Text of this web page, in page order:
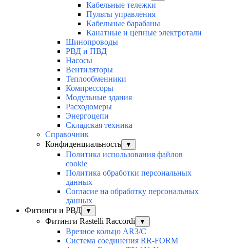
Кабельные тележки
Пульты управления
Кабельные барабаны
Канатные и цепные электротали
Шинопроводы
РВД и ПВД
Насосы
Вентиляторы
Теплообменники
Компрессоры
Модульные здания
Расходомеры
Энергоцепи
Складская техника
Справочник
Конфиденциальность
▼
Политика использования файлов
cookie
Политика обработки персональных
данных
Согласие на обработку персональных
данных
Фитинги и РВД
▼
Фитинги Rastelli Raccordi ▼
Врезное кольцо AR3/C
Система соединения RR-FORM